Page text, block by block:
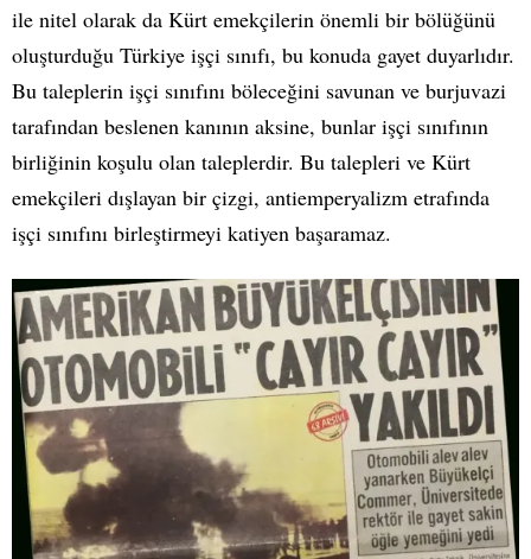
ile nitel olarak da Kürt emekçilerin önemli bir bölüğünü
oluşturduğu Türkiye işçi sınıfı, bu konuda gayet duyarlıdır.
Bu taleplerin işçi sınıfını böleceğini savunan ve burjuvazi
tarafından beslenen kanının aksine, bunlar işçi sınıfının
birliğinin koşulu olan taleplerdir. Bu talepleri ve Kürt
emekçileri dışlayan bir çizgi, antiemperyalizm etrafında
işçi sınıfını birleştirmeyi katiyen başaramaz.